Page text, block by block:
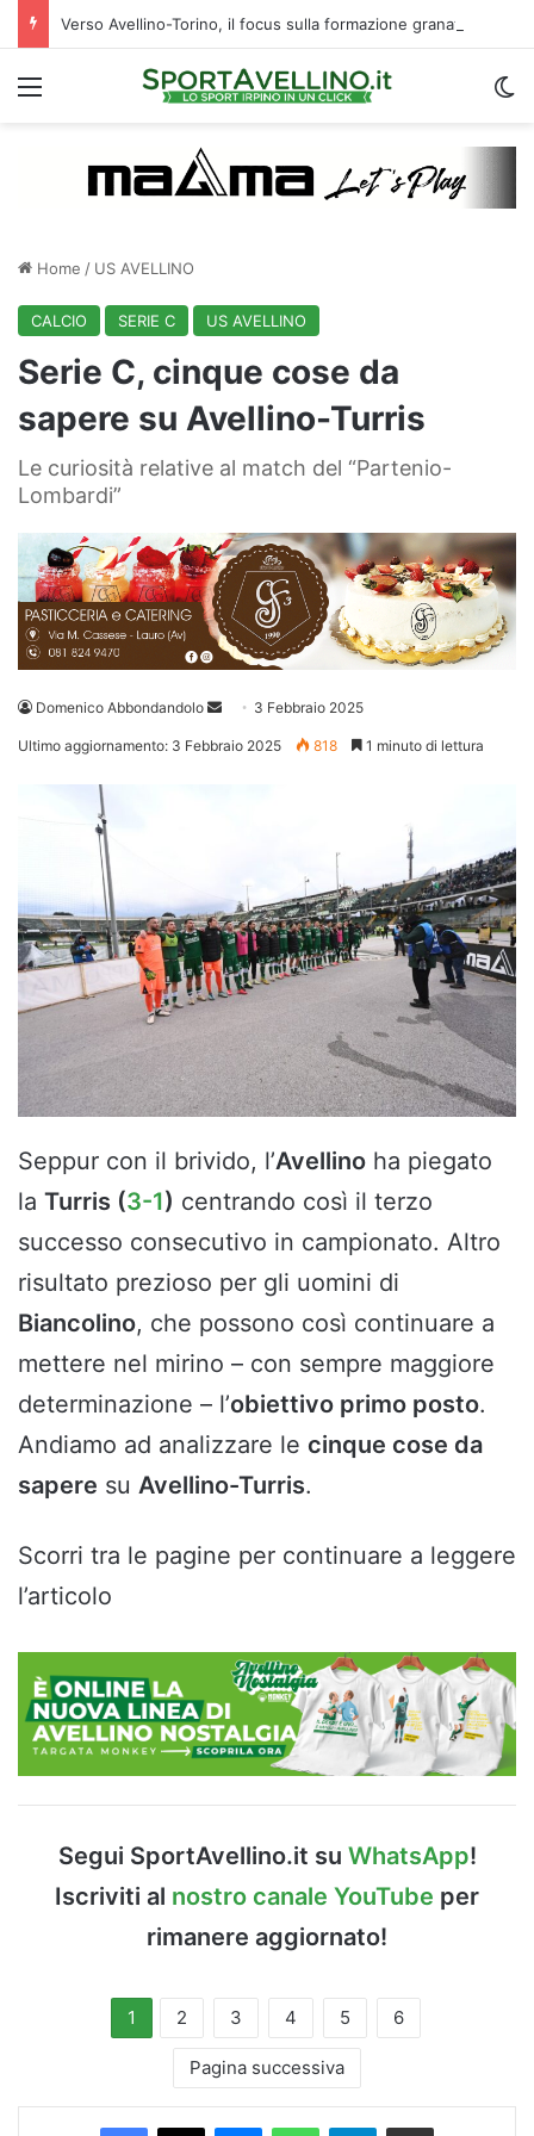
Verso Avellino-Torino, il focus sulla formazione granata
Menu
Home / US AVELLINO
CALCIO SERIE C US AVELLINO
Serie C, cinque cose da
sapere su Avellino-Turris
Le curiosità relative al match del “Partenio-
Lombardi”
Domenico Abbondandolo
Invia 3 Febbraio 2025
Ultimo aggiornamento: 3 Febbraio 2025 818 1 minuto di lettura
Seppur con il brivido, l’Avellino ha piegato
la Turris (3-1) centrando così il terzo
successo consecutivo in campionato. Altro
risultato prezioso per gli uomini di
Biancolino, che possono così continuare a
mettere nel mirino – con sempre maggiore
determinazione – l’obiettivo primo posto.
Andiamo ad analizzare le cinque cose da
sapere su Avellino-Turris.
Scorri tra le pagine per continuare a leggere
l’articolo
Segui SportAvellino.it su WhatsApp!
Iscriviti al nostro canale YouTube per
rimanere aggiornato!
1 2 3 4 5 6
Pagina successiva
Facebook
X MessengerWhatsAppTelegramCondividi via Email